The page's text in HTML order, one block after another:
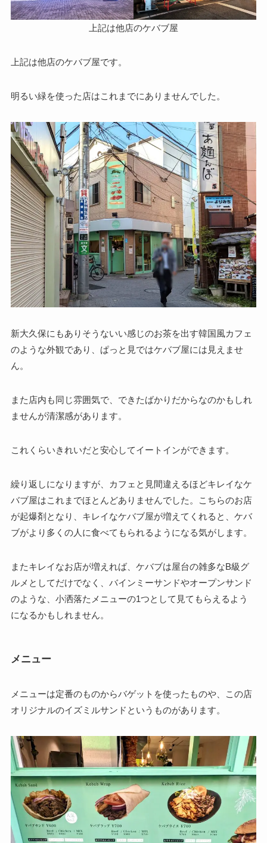
上記は他店のケバブ屋
上記は他店のケバブ屋です。
明るい緑を使った店はこれまでにありませんでした。
新大久保にもありそうないい感じのお茶を出す韓国風カフェ
のような外観であり、ぱっと見ではケバブ屋には見えませ
ん。
また店内も同じ雰囲気で、できたばかりだからなのかもしれ
ませんが清潔感があります。
これくらいきれいだと安心してイートインができます。
繰り返しになりますが、カフェと見間違えるほどキレイなケ
バブ屋はこれまでほとんどありませんでした。こちらのお店
が起爆剤となり、キレイなケバブ屋が増えてくれると、ケバ
ブがより多くの人に食べてもられるようになる気がします。
またキレイなお店が増えれば、ケバブは屋台の雑多なB級グ
ルメとしてだけでなく、バインミーサンドやオープンサンド
のような、小洒落たメニューの1つとして見てもらえるよう
になるかもしれません。
メニュー
メニューは定番のものからバゲットを使ったものや、この店
オリジナルのイズミルサンドというものがあります。